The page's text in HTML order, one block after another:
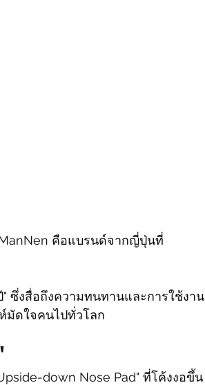
คือแบรนด์จากญี่ปุ่นที่
ซึ่งสื่อถึงความทนทานและการใช้งาน
มัดใจคนไปทั่วโลก
down Nose Pad" ที่โค้งงอขึ้น